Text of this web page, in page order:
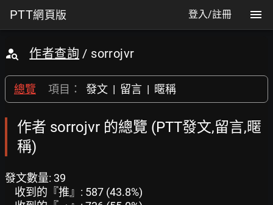
PTT網頁版 登入/註冊
作者查詢 / sorrojvr
總覽 項目： 發文 | 留言 | 暱稱
作者 sorrojvr 的總覽 (PTT發文,留言,暱
稱)
發文數量: 39
收到的『推』: 587 (43.8%)